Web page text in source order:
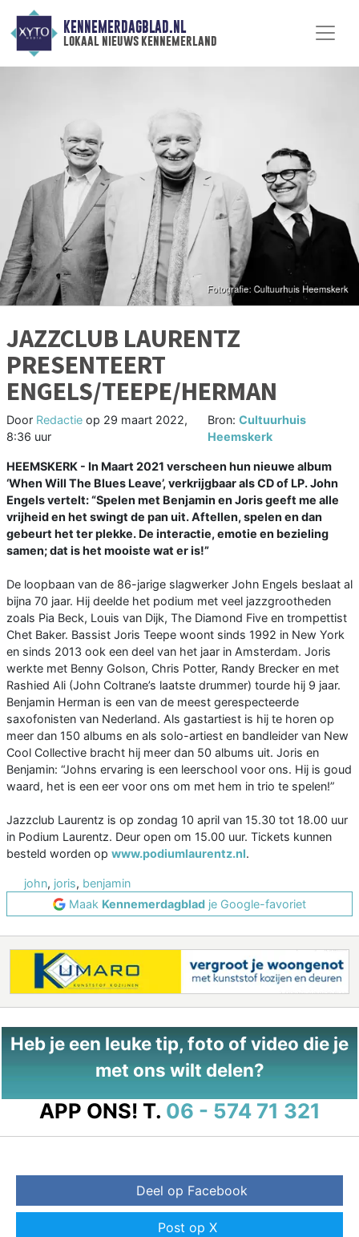
KENNEMERDAGBLAD.NL
lokaal nieuws kennemerland
JAZZCLUB LAURENTZ
PRESENTEERT
ENGELS/TEEPE/HERMAN
Door Redactie op 29 maart 2022,
8:36 uur
Bron: Cultuurhuis
Heemskerk
HEEMSKERK - In Maart 2021 verscheen hun nieuwe album
‘When Will The Blues Leave’, verkrijgbaar als CD of LP. John
Engels vertelt: “Spelen met Benjamin en Joris geeft me alle
vrijheid en het swingt de pan uit. Aftellen, spelen en dan
gebeurt het ter plekke. De interactie, emotie en bezieling
samen; dat is het mooiste wat er is!”
De loopbaan van de 86-jarige slagwerker John Engels beslaat al
bijna 70 jaar. Hij deelde het podium met veel jazzgrootheden
zoals Pia Beck, Louis van Dijk, The Diamond Five en trompettist
Chet Baker. Bassist Joris Teepe woont sinds 1992 in New York
en sinds 2013 ook een deel van het jaar in Amsterdam. Joris
werkte met Benny Golson, Chris Potter, Randy Brecker en met
Rashied Ali (John Coltrane’s laatste drummer) tourde hij 9 jaar.
Benjamin Herman is een van de meest gerespecteerde
saxofonisten van Nederland. Als gastartiest is hij te horen op
meer dan 150 albums en als solo-artiest en bandleider van New
Cool Collective bracht hij meer dan 50 albums uit. Joris en
Benjamin: “Johns ervaring is een leerschool voor ons. Hij is goud
waard, het is een eer voor ons om met hem in trio te spelen!”
Jazzclub Laurentz is op zondag 10 april van 15.30 tot 18.00 uur
in Podium Laurentz. Deur open om 15.00 uur. Tickets kunnen
besteld worden op www.podiumlaurentz.nl.
john, joris, benjamin
Maak Kennemerdagblad je Google-favoriet
Heb je een leuke tip, foto of video die je
met ons wilt delen?
APP ONS! T. 06 - 574 71 321
Deel op Facebook
Post op X